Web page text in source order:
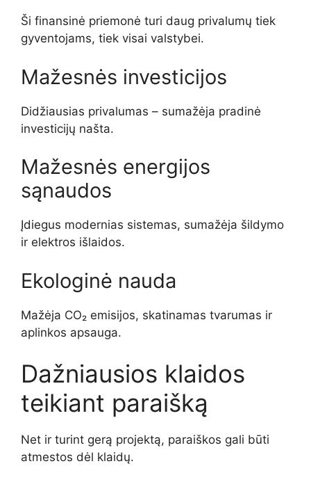
Ši finansinė priemonė turi daug privalumų tiek
gyventojams, tiek visai valstybei.
Mažesnės investicijos
Didžiausias privalumas – sumažėja pradinė
investicijų našta.
Mažesnės energijos
sąnaudos
Įdiegus modernias sistemas, sumažėja šildymo
ir elektros išlaidos.
Ekologinė nauda
Mažėja CO₂ emisijos, skatinamas tvarumas ir
aplinkos apsauga.
Dažniausios klaidos
teikiant paraišką
Net ir turint gerą projektą, paraiškos gali būti
atmestos dėl klaidų.